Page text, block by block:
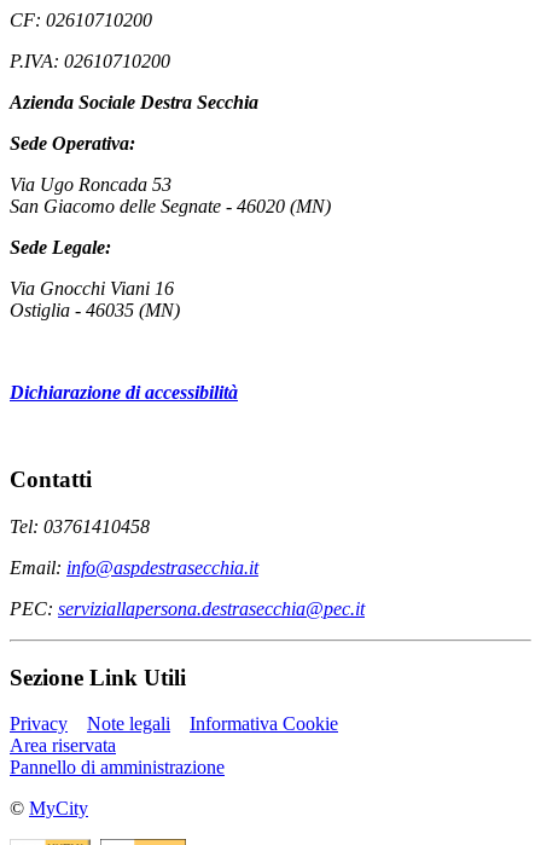
CF: 02610710200
P.IVA: 02610710200
Azienda Sociale Destra Secchia
Sede Operativa:
Via Ugo Roncada 53
San Giacomo delle Segnate - 46020 (MN)
Sede Legale:
Via Gnocchi Viani 16
Ostiglia - 46035 (MN)
Dichiarazione di accessibilità
Contatti
Tel: 03761410458
Email: info@aspdestrasecchia.it
PEC: serviziallapersona.destrasecchia@pec.it
Sezione Link Utili
Privacy Note legali
Informativa Cookie
Area riservata
Pannello di amministrazione
© MyCity